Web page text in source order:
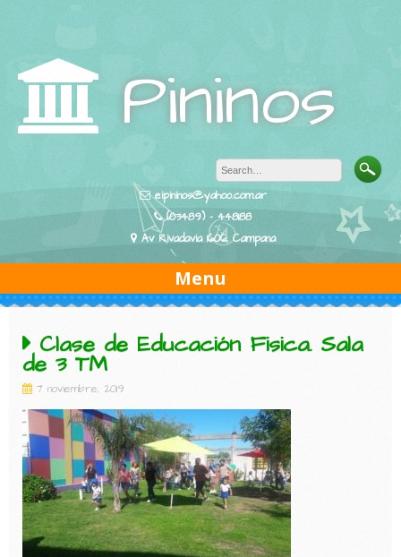
Pininos
eipininos@yahoo.com.ar
(03489) - 448188
Av Rivadavia 1606, Campana
Menu
Clase de Educación Fisica. Sala
de 3 TM
7 noviembre, 2019